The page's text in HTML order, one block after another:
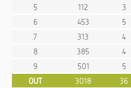
5
112 3
6
453 5
7
313 4
8
385 4
9
501 5
OUT
3018 36